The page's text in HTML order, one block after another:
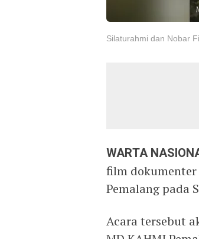
Silaturahmi dan Nobar
WARTA
film
Pemalang pada
Acara tersebut